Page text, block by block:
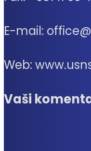
E-mail:
Web:
Vaši